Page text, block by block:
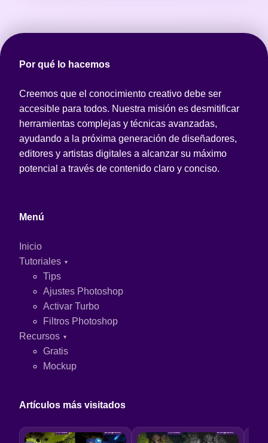
Por qué lo hacemos
Creemos que el conocimiento creativo debe ser
accesible para todos. Nuestra misión es desmitificar
herramientas complejas y técnicas avanzadas,
ayudando a la próxima generación de diseñadores,
editores y artistas digitales a alcanzar su máximo
potencial a través de contenido claro y conciso.
Menú
Inicio
Tutoriales
Tips
Ajustes Photoshop
Activar Turbo
Filtros Photoshop
Recursos
Gratis
Mockup
Artículos más visitados